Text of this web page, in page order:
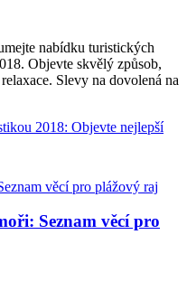
nabídku turistických
Objevte skvělý způsob,
Slevy na dovolená na
2018: Objevte nejlepší
Seznam věcí pro